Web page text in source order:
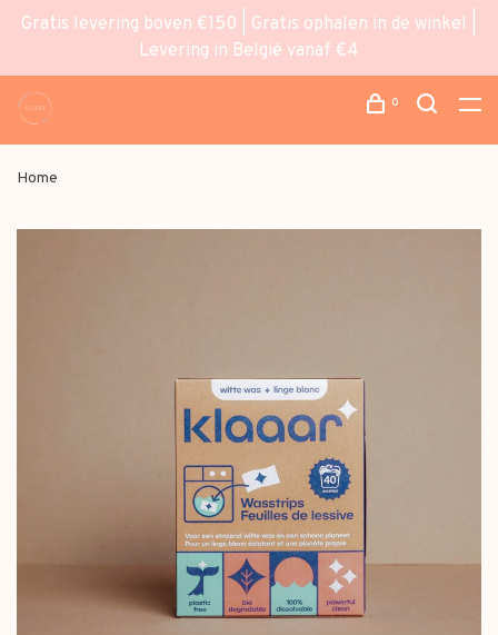
Gratis levering boven €150 | Gratis ophalen in de winkel |
Levering in België vanaf €4
0
Home